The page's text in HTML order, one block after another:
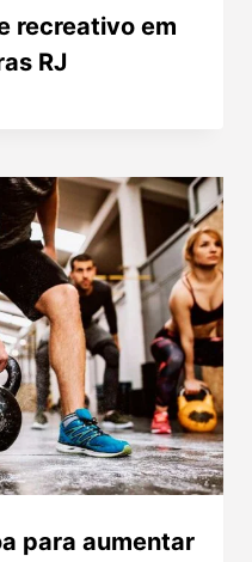
recreativo em
RJ
para aumentar